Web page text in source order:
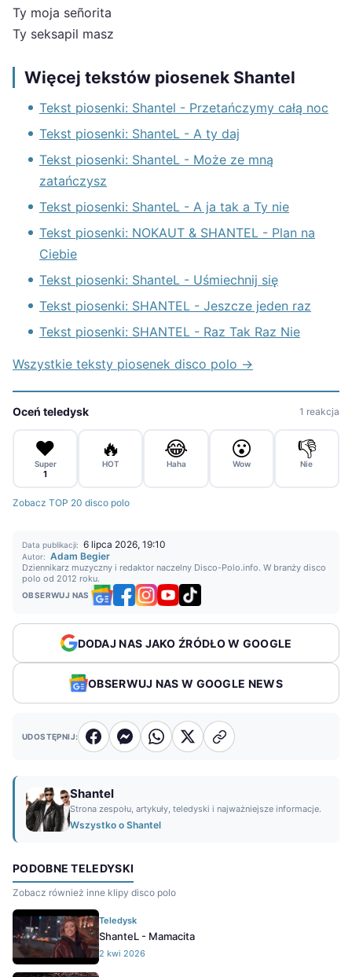
Ty moja señorita
Ty seksapil masz
Więcej tekstów piosenek Shantel
Tekst piosenki: Shantel - Przetańczymy całą noc
Tekst piosenki: ShanteL - A ty daj
Tekst piosenki: ShanteL - Może ze mną
zatańczysz
Tekst piosenki: ShanteL - A ja tak a Ty nie
Tekst piosenki: NOKAUT & SHANTEL - Plan na
Ciebie
Tekst piosenki: ShanteL - Uśmiechnij się
Tekst piosenki: SHANTEL - Jeszcze jeden raz
Tekst piosenki: SHANTEL - Raz Tak Raz Nie
Wszystkie teksty piosenek disco polo →
Oceń teledysk 1 reakcja
❤️
Super
1
🔥
HOT
😂
Haha
😮
Wow
👎
Nie
Zobacz TOP 20 disco polo
Data publikacji: 6 lipca 2026, 19:10
Autor: Adam Begier
Dziennikarz muzyczny i redaktor naczelny Disco-Polo.info. W branży disco
polo od 2012 roku.
OBSERWUJ NAS
DODAJ NAS JAKO ŹRÓDŁO W GOOGLE
OBSERWUJ NAS W GOOGLE NEWS
UDOSTĘPNIJ:
Shantel
Strona zespołu, artykuły, teledyski i najważniejsze informacje.
Wszystko o Shantel
PODOBNE TELEDYSKI
Zobacz również inne klipy disco polo
Teledysk
ShanteL - Mamacita
2 kwi 2026